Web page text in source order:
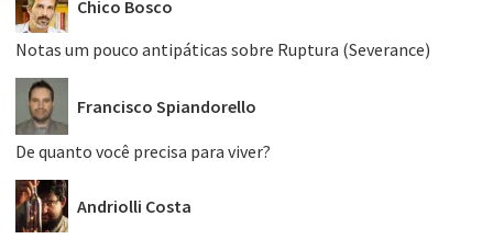
Chico Bosco
Notas um pouco antipáticas sobre Ruptura (Severance)
Francisco Spiandorello
De quanto você precisa para viver?
Andriolli Costa